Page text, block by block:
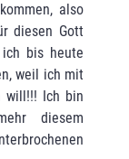
also
diesen Gott
bis heute
weil ich mit
will!!! Ich bin
diesem